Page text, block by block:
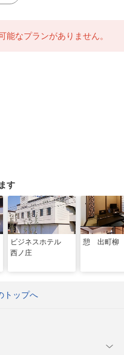
能なプランがありません。
す
ビジネスホテル
西ノ庄
憩 出町柳
トップへ